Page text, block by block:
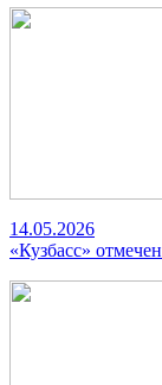
14.05.2026
«Кузбасс»